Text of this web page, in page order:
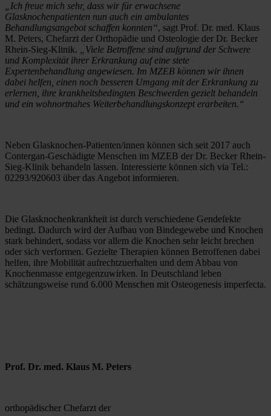
„Ich freue mich sehr, dass wir für erwachsene
Glasknochenpatienten nun auch ein ambulantes
Behandlungsangebot schaffen konnten“, sagt Prof. Dr. med. Klaus
M. Peters, Chefarzt der Orthopädie und Osteologie der Dr. Becker
Rhein-Sieg-Klinik.
„Viele Betroffene sind aufgrund der Schwere
und Komplexität ihrer Erkrankung auf eine stete
Expertenbehandlung angewiesen. Im MZEB können wir ihnen
dabei helfen, einen noch besseren Umgang mit der Erkrankung zu
erlernen, ihre krankheitsbedingten Beschwerden gezielt behandeln
und ein wohnortnahes Weiterbehandlungskonzept erarbeiten.“
Neben Glasknochen-Patienten/innen können sich seit 2017 auch
Contergan-Geschädigte Menschen im MZEB der Dr. Becker Rhein-
Sieg-Klinik behandeln lassen. Interessierte können sich via Tel.:
02293/920603 über das Angebot informieren.
Die Glasknochenkrankheit ist durch verschiedene Gendefekte
bedingt. Dadurch wird der Aufbau von Bindegewebe und Knochen
stark behindert, sodass vor allem die Knochen sehr leicht brechen
oder sich verformen. Gezielte Therapien können Betroffenen dabei
helfen, ihre Mobilität aufrechtzuerhalten und dem Abbau von
Knochenmasse entgegenzuwirken. In Deutschland leben
schätzungsweise rund 6.000 Menschen mit Osteogenesis imperfecta.
Prof. Dr. med. Klaus M. Peters
orthopädischer Chefarzt der